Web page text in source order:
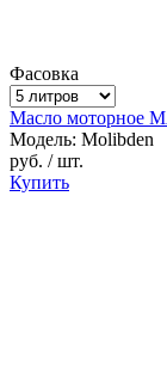
Фасовка
Масло моторное
Модель: Molibden
руб. / шт.
Купить